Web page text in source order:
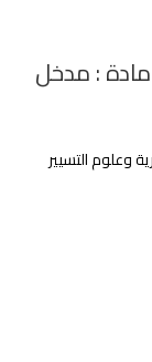
: مدخل
وعلوم التسيير